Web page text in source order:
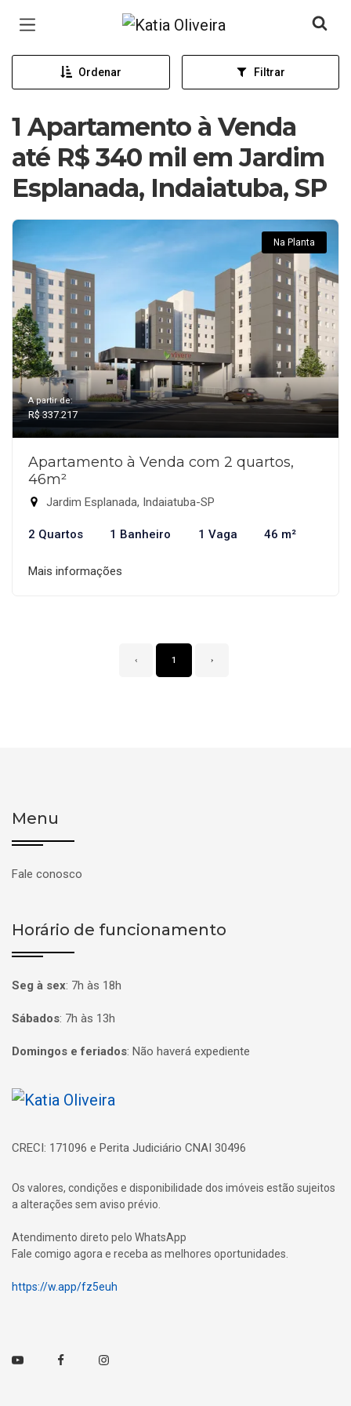
Página inicial
Ordenar Filtrar
1 Apartamento à Venda
até R$ 340 mil em Jardim
Esplanada, Indaiatuba, SP
Na Planta
A partir de:
R$ 337.217
Apartamento à Venda com 2 quartos,
46m²
Jardim Esplanada, Indaiatuba-SP
2 Quartos 1 Banheiro 1 Vaga 46 m²
Mais informações
‹ 1 ›
Menu
Fale conosco
Horário de funcionamento
Seg à sex: 7h às 18h
Sábados: 7h às 13h
Domingos e feriados: Não haverá expediente
Página inicial
CRECI: 171096 e Perita Judiciário CNAI 30496
Os valores, condições e disponibilidade dos imóveis estão sujeitos
a alterações sem aviso prévio.
Atendimento direto pelo WhatsApp
Fale comigo agora e receba as melhores oportunidades.
https://w.app/fz5euh
Youtube FacebookInstagram